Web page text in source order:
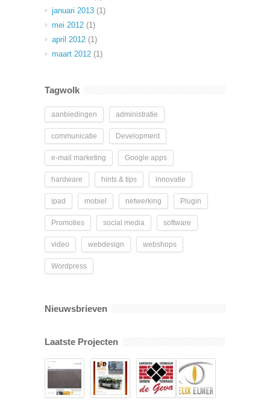
januari 2013 (1)
mei 2012 (1)
april 2012 (1)
maart 2012 (1)
Tagwolk
aanbiedingen administratie
communicatie Development
e-mail marketing Google apps
hardware hints & tips innovatie
ipad mobiel netwerking Plugin
Promoties social media software
video webdesign webshops
Wordpress
Nieuwsbrieven
Laatste Projecten